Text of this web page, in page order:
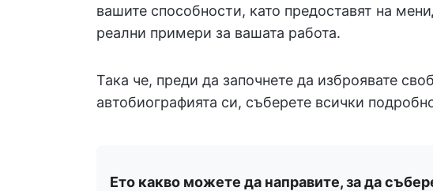
вашите способности, като предоставят на
реални примери за вашата работа.
Така че, преди да започнете да изброявате
автобиографията си, съберете всички
Ето какво можете да направите, за да